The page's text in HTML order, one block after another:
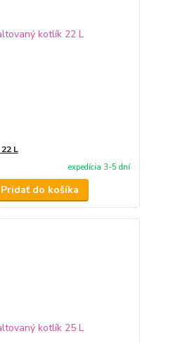
L
expedícia 3-5 dní
Pridať do košíka